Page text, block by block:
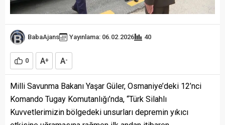
BabaAjans Yayınlama: 06.02.2026 40
0 A+ A-
Milli Savunma Bakanı Yaşar Güler, Osmaniye’deki 12’nci
Komando Tugay Komutanlığı’nda, “Türk Silahlı
Kuvvetlerimizin bölgedeki unsurları depremin yıkıcı